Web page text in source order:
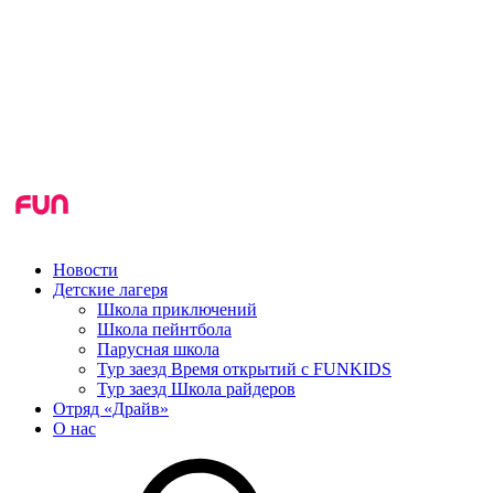
Новости
Детские лагеря
Школа приключений
Школа пейнтбола
Парусная школа
Тур заезд Время открытий с FUNKIDS
Тур заезд Школа райдеров
Отряд «Драйв»
О нас